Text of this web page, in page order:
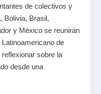
de colectivos y
Bolivia, Brasil,
y México se reunirán
de
reflexionar sobre la
desde una